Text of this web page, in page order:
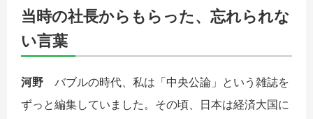
当時の社長からもらった、忘れられな
い言葉
河野 バブルの時代、私は「中央公論」という雑誌を
ずっと編集していました。その頃、日本は経済大国に